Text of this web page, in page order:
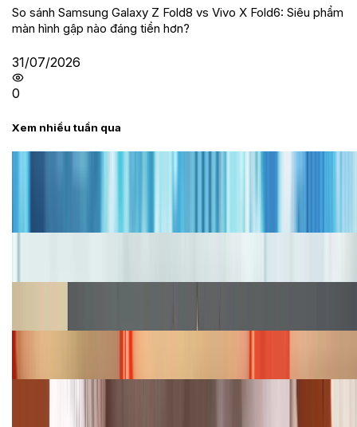
So sánh Samsung Galaxy Z Fold8 vs Vivo X Fold6: Siêu phẩm
màn hình gập nào đáng tiền hơn?
31/07/2026
0
Xem nhiều tuần qua